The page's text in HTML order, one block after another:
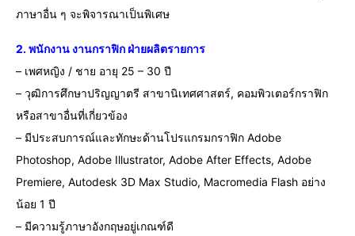
ภาษาอื่น ๆ จะพิจารณาเป็นพิเศษ
2. พนักงาน งานกราฟิก ฝ่ายผลิตรายการ
– เพศหญิง / ชาย อายุ 25 – 30 ปี
– วุฒิการศึกษาปริญญาตรี สาขานิเทศศาสตร์, คอมพิวเตอร์กราฟิก
หรือสาขาอื่นที่เกี่ยวข้อง
– มีประสบการณ์และทักษะด้านโปรแกรมกราฟิก Adobe
Photoshop, Adobe Illustrator, Adobe After Effects, Adobe
Premiere, Autodesk 3D Max Studio, Macromedia Flash อย่าง
น้อย 1 ปี
– มีความรู้ภาษาอังกฤษอยู่เกณฑ์ดี